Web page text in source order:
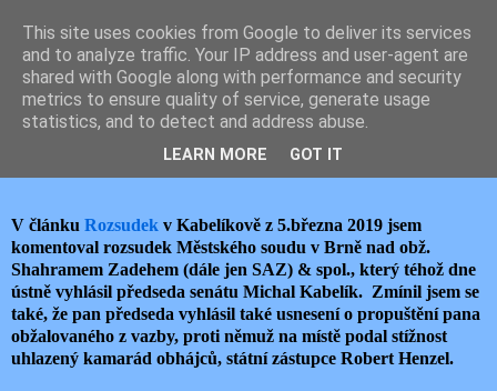
JEMELIK ZDENĚK
pondělí 1. dubna 2019
ROZSUDEK S OTAZNÍKY
V článku Rozsudek v Kabelíkově z 5.března 2019 jsem
komentoval rozsudek Městského soudu v Brně nad obž.
Shahramem Zadehem (dále jen SAZ) & spol., který téhož dne
ústně vyhlásil předseda senátu Michal Kabelík. Zmínil jsem se
také, že pan předseda vyhlásil také usnesení o propuštění pana
obžalovaného z vazby, proti němuž na místě podal stížnost
uhlazený kamarád obhájců, státní zástupce Robert Henzel.
This site uses cookies from Google to deliver its services
and to analyze traffic. Your IP address and user-agent are
shared with Google along with performance and security
metrics to ensure quality of service, generate usage
statistics, and to detect and address abuse.
LEARN MORE GOT IT